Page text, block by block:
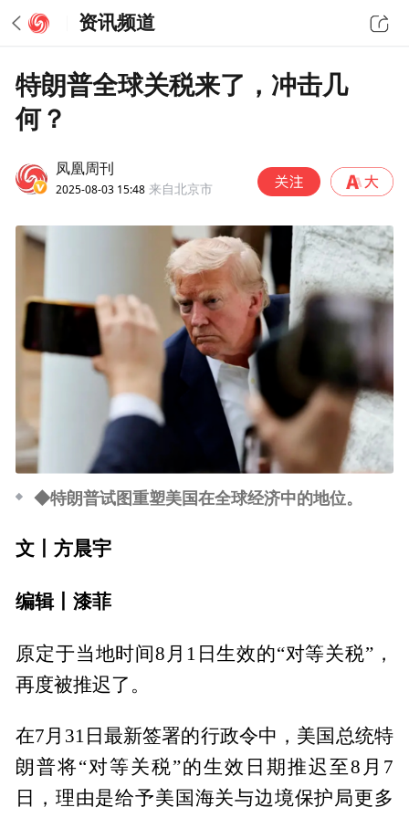
资讯频道
特朗普全球关税来了，冲击几
何？
凤凰周刊
2025-08-03 15:48 来自北京市
◆特朗普试图重塑美国在全球经济中的地位。
文丨方晨宇
编辑丨漆菲
原定于当地时间8月1日生效的“对等关税”，
再度被推迟了。
在7月31日最新签署的行政令中，美国总统特
朗普将“对等关税”的生效日期推迟至8月7
日，理由是给予美国海关与边境保护局更多